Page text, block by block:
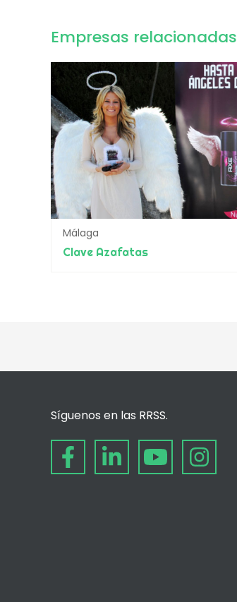
Empresas relacionadas
Málaga
Clave Azafatas
Síguenos en las RRSS.